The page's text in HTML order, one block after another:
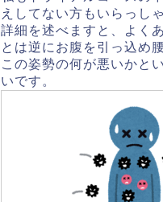
えしてない方もいらっし
詳細を述べますと、よく
とは逆にお腹を引っ込め
この姿勢の何が悪いかと
いです。